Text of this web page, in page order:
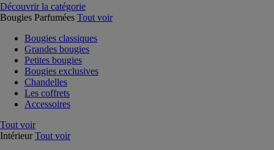
Découvrir la catégorie
Bougies Parfumées Tout voir
Bougies classiques
Grandes bougies
Petites bougies
Bougies exclusives
Chandelles
Les coffrets
Accessoires
Tout voir
Intérieur Tout voir